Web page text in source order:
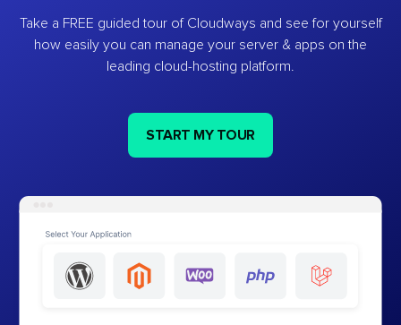
Take a FREE guided tour of Cloudways and see for yourself
how easily you can manage your server & apps on the
leading cloud-hosting platform.
START MY TOUR